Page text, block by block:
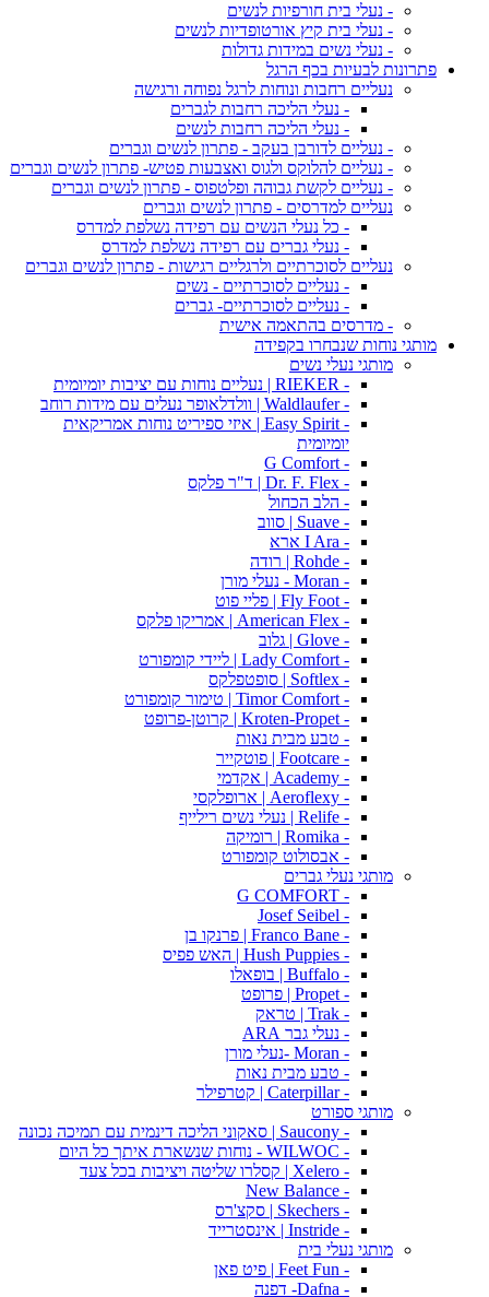
- נעלי בית חורפיות לנשים
- נעלי בית קיץ אורטופדיות לנשים
- נעלי נשים במידות גדולות
פתרונות לבעיות בכף הרגל
נעליים רחבות ונוחות לרגל נפוחה ורגישה
- נעלי הליכה רחבות לגברים
- נעלי הליכה רחבות לנשים
- נעליים לדורבן בעקב - פתרון לנשים וגברים
- נעליים להלוקס ולגוס ואצבעות פטיש- פתרון לנשים וגברים
- נעליים לקשת גבוהה ופלטפוס - פתרון לנשים וגברים
נעליים למדרסים - פתרון לנשים וגברים
- כל נעלי הנשים עם רפידה נשלפת למדרס
- נעלי גברים עם רפידה נשלפת למדרס
נעליים לסוכרתיים ולרגליים רגישות - פתרון לנשים וגברים
- נעליים לסוכרתיים - נשים
- נעליים לסוכרתיים- גברים
- מדרסים בהתאמה אישית
מותגי נוחות שנבחרו בקפידה
מותגי נעלי נשים
- RIEKER | נעליים נוחות עם יציבות יומיומית
- Waldlaufer | וולדלאופר נעלים עם מידות רוחב
- Easy Spirit | איזי ספיריט נוחות אמריקאית
יומיומית
- G Comfort
- Dr. F. Flex | ד"ר פלקס
- הלב הכחול
- Suave | סווב
- I Ara ארא
- Rohde | רודה
- Moran - נעלי מורן
- Fly Foot | פליי פוט
- American Flex | אמריקו פלקס
- Glove | גלוב
- Lady Comfort | ליידי קומפורט
- Softlex | סופטפלקס
- Timor Comfort | טימור קומפורט
- Kroten-Propet | קרוטן-פרופט
- טבע מבית נאות
- Footcare | פוטקייר
- Academy | אקדמי
- Aeroflexy | ארופלקסי
- Relife | נעלי נשים רילייף
- Romika | רומיקה
- אבסולוט קומפורט
מותגי נעלי גברים
- G COMFORT
- Josef Seibel
- Franco Bane | פרנקו בן
- Hush Puppies | האש פפיס
- Buffalo | בופאלו
- Propet | פרופט
- Trak | טראק
- נעלי גבר ARA
- Moran -נעלי מורן
- טבע מבית נאות
- Caterpillar | קטרפילר
מותגי ספורט
- Saucony | סאקוני הליכה דינמית עם תמיכה נכונה
- WILWOC - נוחות שנשארת איתך כל היום
- Xelero | קסלרו שליטה ויציבות בכל צעד
- New Balance
- Skechers | סקצ'רס
- Instride | אינסטרייד
מותגי נעלי בית
- Feet Fun | פיט פאן
- Dafna- דפנה